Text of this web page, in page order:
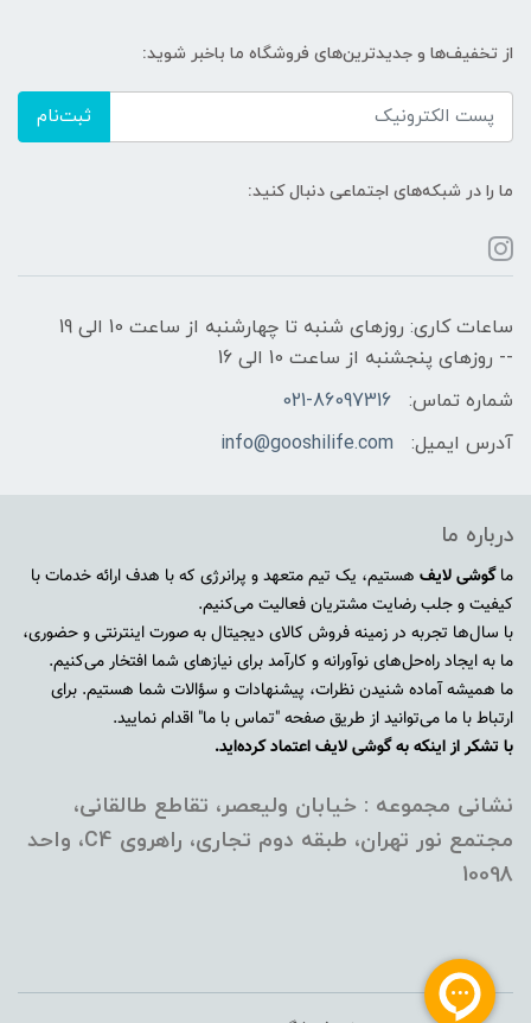
از تخفیف‌ها و جدیدترین‌های فروشگاه ما باخبر شوید:
ثبت‌نام
ما را در شبکه‌های اجتماعی دنبال کنید:
ساعات کاری: روزهای شنبه تا چهارشنبه از ساعت 10 الی 19
-- روزهای پنجشنبه از ساعت 10 الی 16
شماره تماس:
021-86097316
آدرس ایمیل:
info@gooshilife.com
درباره ما
ماگوشی لایف هستیم، یک تیم متعهد و پرانرژی که با هدف ارائه خدمات با
کیفیت و جلب رضایت مشتریان فعالیت می‌کنیم.
با سال‌ها تجربه در زمینه فروش کالای دیجیتال به صورت اینترنتی و حضوری،
ما به ایجاد راه‌حل‌های نوآورانه و کارآمد برای نیازهای شما افتخار می‌کنیم.
ما همیشه آماده شنیدن نظرات، پیشنهادات و سؤالات شما هستیم. برای
ارتباط با ما می‌توانید از طریق صفحه "تماس با ما" اقدام نمایید.
با تشکر از اینکه به گوشی لایف اعتماد کرده‌اید.
نشانی مجموعه : خیابان ولیعصر، تقاطع طالقانی،
مجتمع نور تهران، طبقه دوم تجاری، راهروی C4، واحد
10098